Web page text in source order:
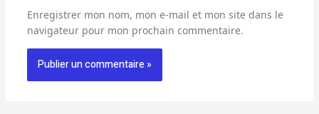
Enregistrer mon nom, mon e-mail et mon site dans le
navigateur pour mon prochain commentaire.